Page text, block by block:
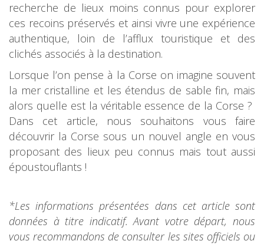
recherche de lieux moins connus pour explorer
ces recoins préservés et ainsi vivre une expérience
authentique, loin de l’afflux touristique et des
clichés associés à la destination.
Lorsque l’on pense à la Corse on imagine souvent
la mer cristalline et les étendus de sable fin, mais
alors quelle est la véritable essence de la Corse ?
Dans cet article, nous souhaitons vous faire
découvrir la Corse sous un nouvel angle en vous
proposant des lieux peu connus mais tout aussi
époustouflants !
*Les informations présentées dans cet article sont
données à titre indicatif. Avant votre départ, nous
vous recommandons de consulter les sites officiels ou